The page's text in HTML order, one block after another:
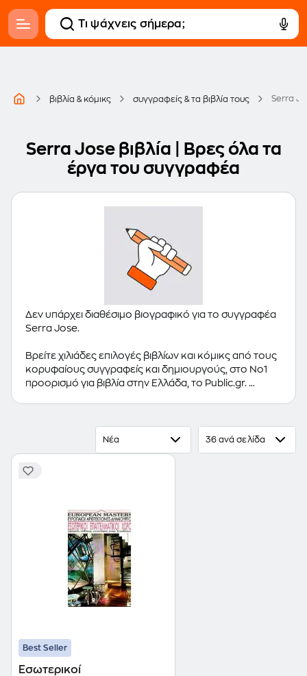
βιβλία & κόμικς συγγραφείς & τα βιβλία τους Serra
Serra Jose βιβλία | Βρες όλα τα
έργα του συγγραφέα
Δεν υπάρχει διαθέσιμο βιογραφικό για το συγγραφέα
Serra Jose.
Βρείτε χιλιάδες επιλογές βιβλίων και κόμικς από τους
κορυφαίους συγγραφείς και δημιουργούς, στο Νο1
προορισμό για βιβλία στην Ελλάδα, το Public.gr.
Ξενόγλωσσα Βιβλία,Κόμικς
Νέα 36 ανά σελίδα
Best Seller
Εσωτερικοί